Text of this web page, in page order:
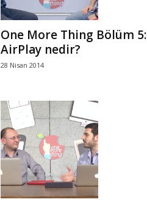
One More Thing Bölüm 5:
AirPlay nedir?
28 Nisan 2014